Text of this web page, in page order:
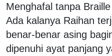
Menghafal tanpa
Ada kalanya Raihan
benar-benar asing
dipenuhi ayat panjang